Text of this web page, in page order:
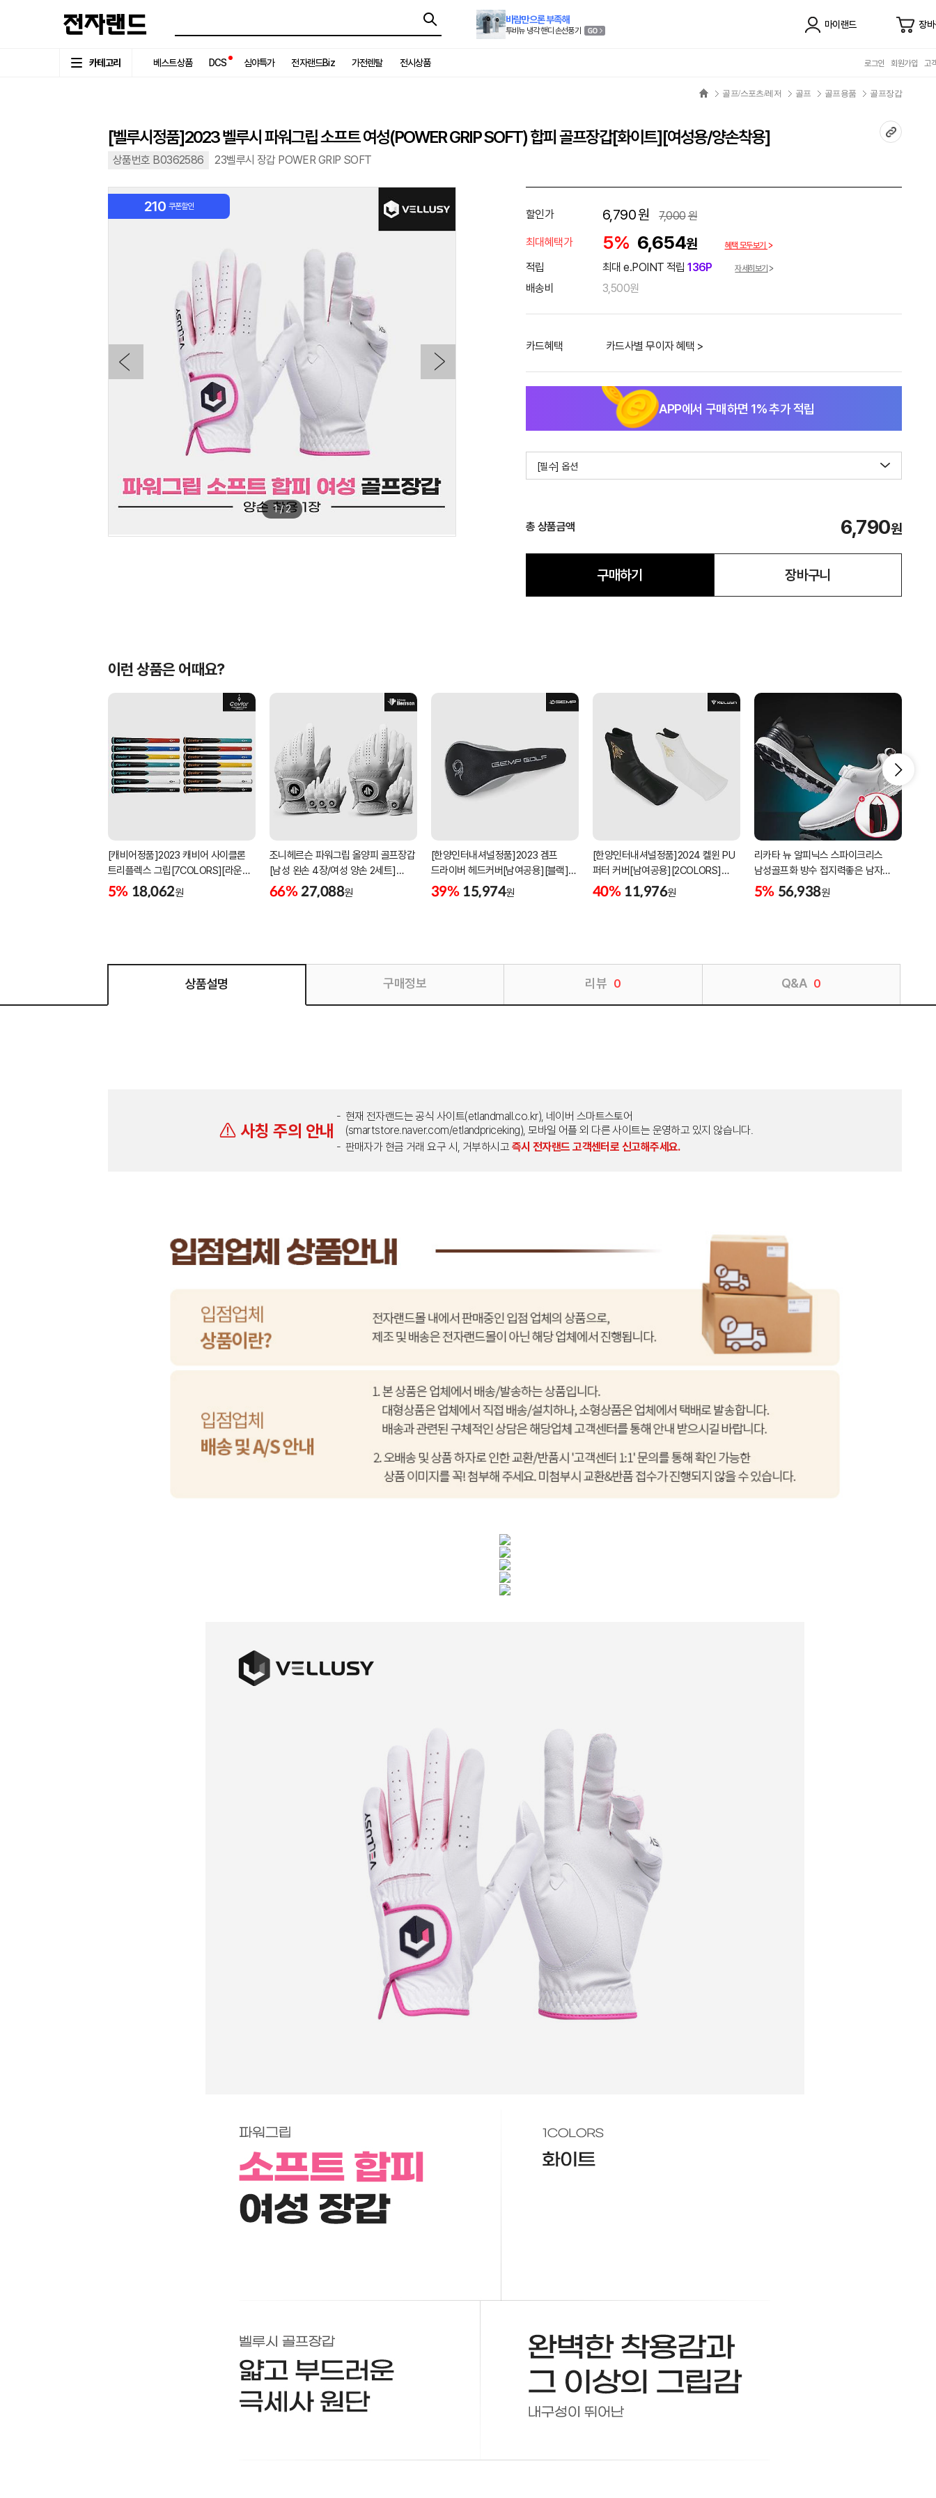
바람만으론 부족해
투비뉴 냉각 핸디 손선풍기
마이랜드 장
카테고리 베스트상품 DCS 심야특가 전자랜드Biz 가전렌탈 전시상품 로그인 회원가입 고
골프/스포츠/레저 골프 골프용품 골프장갑
[벨루시정품]2023 벨루시 파워그립 소프트 여성(POWER GRIP SOFT) 합피 골프장갑[화이트][여성용/양손착용]
상품번호 B0362586 23벨루시 장갑 POWER GRIP SOFT
210 쿠폰할인
1/2
할인가 6,790원 7,000원
최대혜택가
5% 6,654원 혜택 모두보기
적립 최대 e.POINT 적립136P 자세히보기
배송비 3,500원
카드혜택 카드사별 무이자 혜택 >
APP에서 구매하면 1% 추가 적립
[필수] 옵션
총 상품금액 6,790원
구매하기 장바구니
이런 상품은 어때요?
[캐비어정품]2023 캐비어 사이클론
트리플렉스 그립[7COLORS][라운드]
[39g/42g/46g/50g][R/S 토크]
5% 18,062원
조니헤르슨 파워그립 올양피 골프장갑
[남성 왼손 4장/여성 양손 2세트]
[화이트][케이스포함]
66% 27,088원
[한양인터내셔널정품]2023 겜프
드라이버 헤드커버[남여공용][블랙]
[HD-302]
39% 15,974원
[한양인터내셔널정품]2024 켈윈 PU
퍼터 커버[남여공용][2COLORS]
[KW-PC320]
40% 11,976원
리카타 뉴 알피닉스 스파이크리스
남성골프화 방수 접지력좋은 남자
골프신발 C27102/신발가방제공
5% 56,938원
상품설명 구매정보 리뷰 0 Q&A 0
사칭 주의 안내
현재 전자랜드는 공식 사이트(etlandmall.co.kr), 네이버 스마트스토어
(smartstore.naver.com/etlandpriceking), 모바일 어플 외 다른 사이트는 운영하고 있지 않습니다.
판매자가 현금 거래 요구 시, 거부하시고 즉시 전자랜드 고객센터로 신고해주세요.